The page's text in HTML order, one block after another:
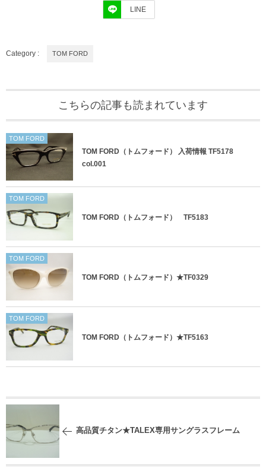
LINE
Category : TOM FORD
こちらの記事も読まれています
TOM FORD
TOM FORD（トムフォード） 入荷情報 TF5178
col.001
TOM FORD
TOM FORD（トムフォード） TF5183
TOM FORD
TOM FORD（トムフォード）★TF0329
TOM FORD
TOM FORD（トムフォード）★TF5163
高品質チタン★TALEX専用サングラスフレーム